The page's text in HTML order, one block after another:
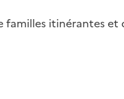
familles itinérantes et